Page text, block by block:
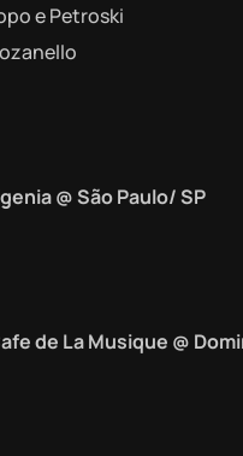
e Petroski
@ São Paulo/ SP
de La Musique @